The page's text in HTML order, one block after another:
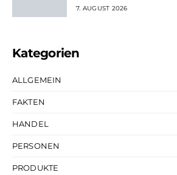
7. AUGUST 2026
Kategorien
ALLGEMEIN
FAKTEN
HANDEL
PERSONEN
PRODUKTE